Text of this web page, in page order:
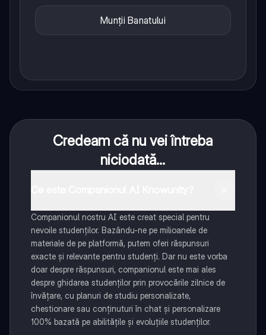
Munții Banatului
Credeam că nu vei întreba
niciodată...
Companionul nostru AI este creat special pentru
nevoile studenților. Bazându-ne pe milioanele de
materiale de pe platformă, putem oferi răspunsuri
exacte și relevante pentru studenți. Dar nu este vorba
doar despre răspunsuri, companionul este mai ales
despre ghidarea studenților prin provocările zilnice de
învățare, cu planuri de studiu personalizate,
chestionare sau conținuturi în chat și personalizare
100% bazată pe abilitățile și evoluțiile studenților.